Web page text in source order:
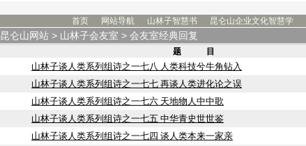
首页
网站导航 山林子智慧书 昆仑山企业文化智慧学
昆仑山网站 > 山林子会友室 > 会友室经典回复
题 目
山林子谈人类系列组诗之一七八 人类科技兮牛角钻入
山林子谈人类系列组诗之一七七 再谈人类进化论之误
山林子谈人类系列组诗之一七六 天地物人中中歌
山林子谈人类系列组诗之一七五 中华青史世世鉴
山林子谈人类系列组诗之一七四 谈人类本来一家亲